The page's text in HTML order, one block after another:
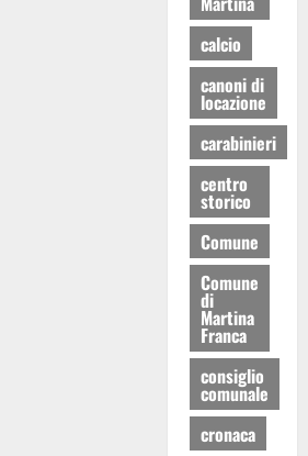
calcio
canoni di
locazione
carabinieri
centro
storico
Comune
Comune
di
Martina
Franca
consiglio
comunale
cronaca